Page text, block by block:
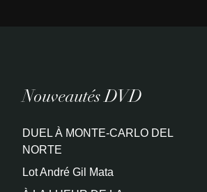
Nouveautés DVD
DUEL À MONTE-CARLO DEL
NORTE
Lot André Gil Mata